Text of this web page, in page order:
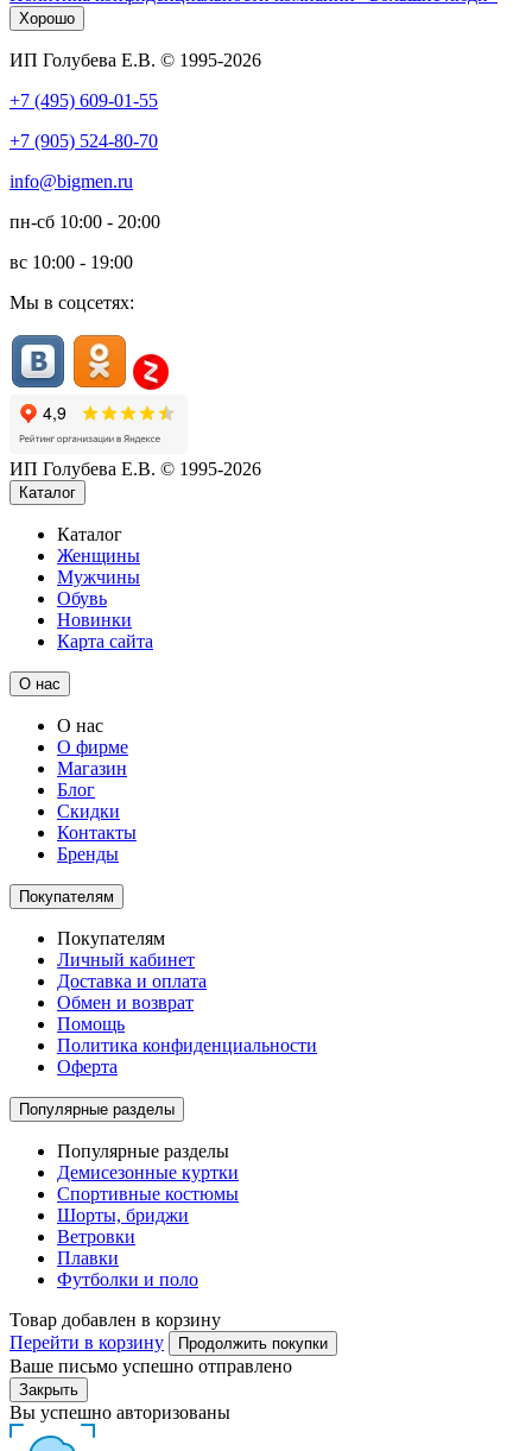
Хорошо
ИП Голубева Е.В. © 1995-2026
+7 (495) 609-01-55
+7 (905) 524-80-70
info@bigmen.ru
пн-сб 10:00 - 20:00
вс 10:00 - 19:00
Мы в соцсетях:
ИП Голубева Е.В. © 1995-2026
Каталог
Каталог
Женщины
Мужчины
Обувь
Новинки
Карта сайта
О нас
О нас
О фирме
Магазин
Блог
Скидки
Контакты
Бренды
Покупателям
Покупателям
Личный кабинет
Доставка и оплата
Обмен и возврат
Помощь
Политика конфиденциальности
Оферта
Популярные разделы
Популярные разделы
Демисезонные куртки
Спортивные костюмы
Шорты, бриджи
Ветровки
Плавки
Футболки и поло
Товар добавлен в корзину
Перейти в корзину
Продолжить покупки
Ваше письмо успешно отправлено
Закрыть
Вы успешно авторизованы